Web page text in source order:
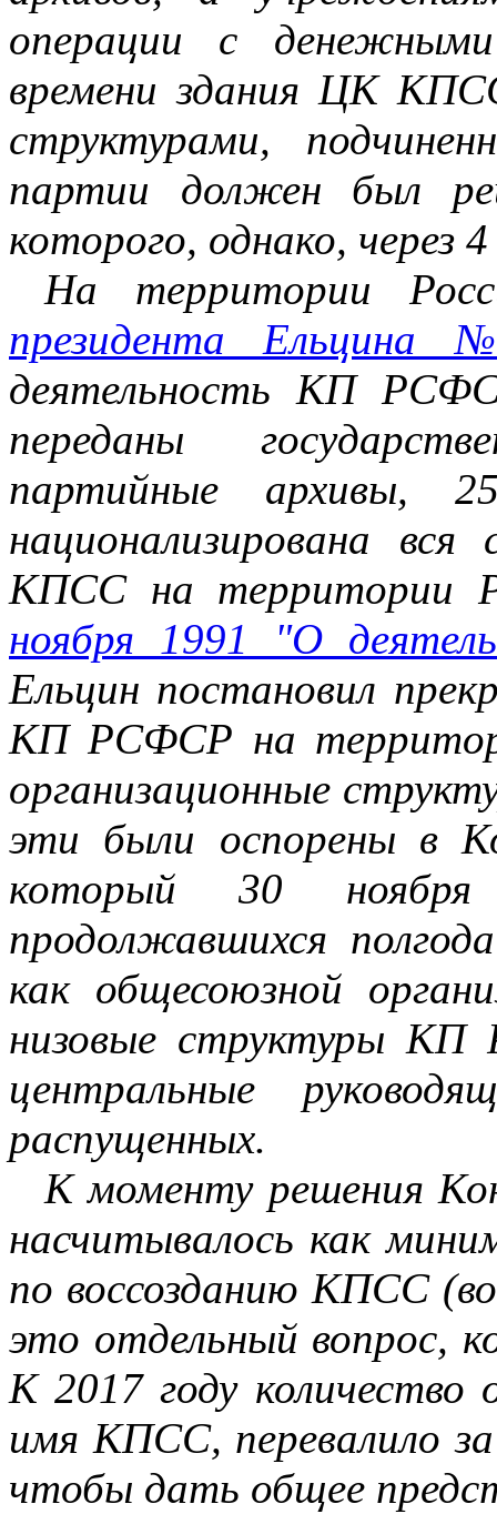
операции с
времени здания ЦК
структурами,
партии должен был
которого, однако, через
На территории
президента
деятельность КП
переданы
партийные архивы,
национализирована
КПСС на
ноября 1991 "О
Ельцин постановил
КП РСФСР на
организационные
эти были оспорены в
который 30
продолжавшихся
как общесоюзной
низовые структуры КП
центральные
распущенных.
К моменту решения
насчитывалось как
по воссозданию КПСС
это отдельный вопрос,
К 2017 году количество
имя КПСС, перевалило
чтобы дать общее